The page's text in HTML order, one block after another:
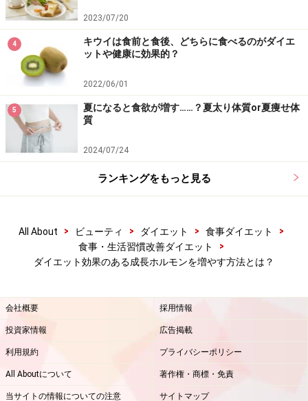
6. 半身浴をした後、2時間以内に就寝
さぁ、成長ホルモン分泌1dayプログラムもこれが最後に
なります。分泌を活発にするためには、ぐっすり眠れる
質の良い睡眠が不可欠です。朝、しっかり朝日を浴びた
ことで夜は適度な眠気が誘発されますが、さらにぐっす
り眠れるよう導いてくれるのが就寝前の半身浴です。半
身浴で体温を一時的に上げた後、お風呂上りに徐々に体
温が下がってくるタイミングを狙って布団に入ると、さ
らに眠気が誘発されてストンと眠りにつけます。一度上
から上がったら2時間以内に眠るようにすると良いでし
辛い食事制限や無理な運動を続けるよりも、こういった
ださいね。
【関連記事】
2023/07/20
4
キウイは食前と食後、どちらに食べるのがダイエ
ットや健康に効果的？
2022/06/01
5
夏になると食欲が増す……？夏太り体質or夏痩せ体
質
2024/07/24
ランキングをもっと見る
All About > ビューティ > ダイエット > 食事ダイエット
>
食事・生活習慣改善ダイエット
>
ダイエット効果のある成長ホルモンを増やす方法とは？
会社概要 採用情報
投資家情報 広告掲載
利用規約 プライバシーポリシー
All Aboutについて 著作権・商標・免責
当サイトの情報についての注意 サイトマップ